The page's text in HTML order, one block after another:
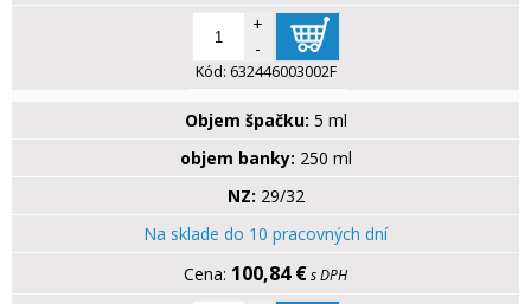
+
-
Kód: 632446003002F
Objem špačku: 5 ml
objem banky: 250 ml
NZ: 29/32
Na sklade do 10 pracovných dní
100,84 €s DPH